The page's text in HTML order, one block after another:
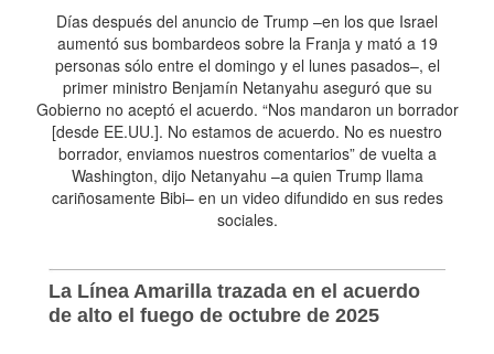
Días después del anuncio de Trump –en los que Israel
aumentó sus bombardeos sobre la Franja y mató a 19
personas sólo entre el domingo y el lunes pasados–, el
primer ministro Benjamín Netanyahu aseguró que su
Gobierno no aceptó el acuerdo. “Nos mandaron un borrador
[desde EE.UU.]. No estamos de acuerdo. No es nuestro
borrador, enviamos nuestros comentarios” de vuelta a
Washington, dijo Netanyahu –a quien Trump llama
cariñosamente Bibi– en un video difundido en sus redes
sociales.
La Línea Amarilla trazada en el acuerdo
de alto el fuego de octubre de 2025